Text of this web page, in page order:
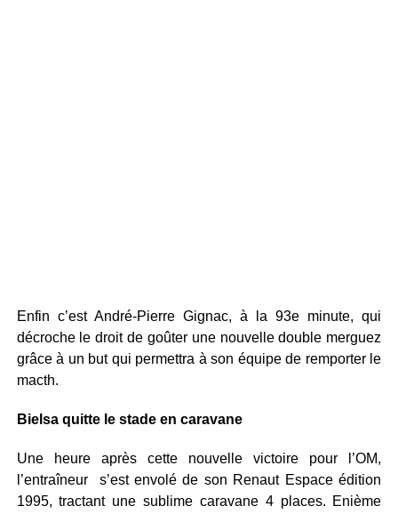
Enfin c’est André-Pierre Gignac, à la 93e minute, qui
décroche le droit de goûter une nouvelle double merguez
grâce à un but qui permettra à son équipe de remporter le
macth.
Bielsa quitte le stade en caravane
Une heure après cette nouvelle victoire pour l’OM,
l’entraîneur s’est envolé de son Renaut Espace édition
1995, tractant une sublime caravane 4 places. Enième